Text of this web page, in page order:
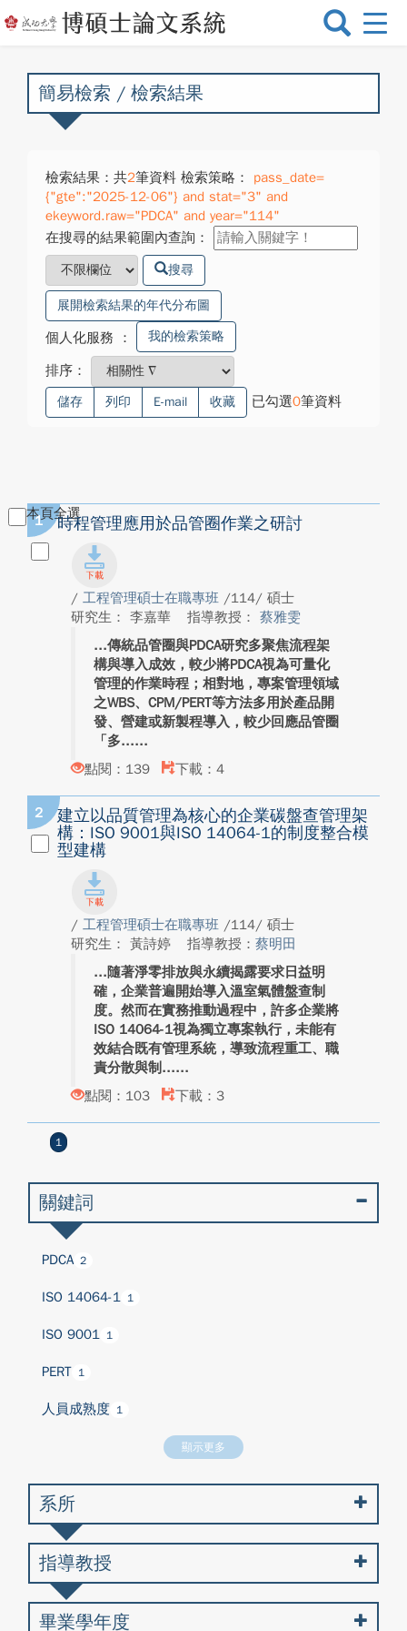
選
換
簡易檢索 / 檢索結果
檢索結果：共2筆資料 檢索策略：
pass_date=
{"gte":"2025-12-06"} and stat="3" and
ekeyword.raw="PDCA" and year="114"
在搜尋的結果範圍內查詢：
搜尋
展開檢索結果的年代分布圖
個人化服務 ： 我的檢索策略
排序：
儲存 列印 E-mail 收藏 已勾選0筆資料
本頁全選
1 時程管理應用於品管圈作業之研討
/ 工程管理碩士在職專班 /114/ 碩士
研究生： 李嘉華
指導教授： 蔡雅雯
傳統品管圈與PDCA研究多聚焦流程架
構與導入成效，較少將PDCA視為可量化
管理的作業時程；相對地，專案管理領域
之WBS、CPM/PERT等方法多用於產品開
發、營建或新製程導入，較少回應品管圈
「多...
點閱：139
下載：4
2
建立以品質管理為核心的企業碳盤查管理架
構：ISO 9001與ISO 14064-1的制度整合模
型建構
/ 工程管理碩士在職專班 /114/ 碩士
研究生： 黃詩婷
指導教授： ​蔡明田
隨著淨零排放與永續揭露要求日益明
確，企業普遍開始導入溫室氣體盤查制
度。然而在實務推動過程中，許多企業將
ISO 14064-1視為獨立專案執行，未能有
效結合既有管理系統，導致流程重工、職
責分散與制...
點閱：103
下載：3
1
關鍵詞
PDCA 2
ISO 14064-1 1
ISO 9001 1
PERT 1
人員成熟度 1
顯示更多
系所
指導教授
畢業學年度